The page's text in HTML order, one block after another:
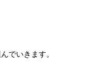
でいきます。